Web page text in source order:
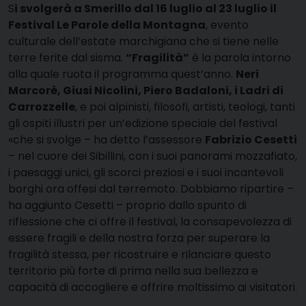
Si svolgerà a Smerillo dal 16 luglio al 23 luglio il
Festival Le Parole della Montagna, evento
culturale dell’estate marchigiana che si tiene nelle
terre ferite dal sisma. “Fragilità” è la parola intorno
alla quale ruota il programma quest’anno. Neri
Marcorè, Giusi Nicolini, Piero Badaloni, i Ladri di
Carrozzelle, e poi alpinisti, filosofi, artisti, teologi, tanti
gli ospiti illustri per un’edizione speciale del festival
«che si svolge – ha detto l’assessore Fabrizio Cesetti
– nel cuore dei Sibillini, con i suoi panorami mozzafiato,
i paesaggi unici, gli scorci preziosi e i suoi incantevoli
borghi ora offesi dal terremoto. Dobbiamo ripartire –
ha aggiunto Cesetti – proprio dallo spunto di
riflessione che ci offre il festival, la consapevolezza di
essere fragili e della nostra forza per superare la
fragilità stessa, per ricostruire e rilanciare questo
territorio più forte di prima nella sua bellezza e
capacità di accogliere e offrire moltissimo ai visitatori.